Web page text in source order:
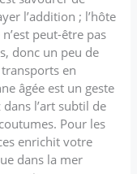
l’addition ; l’hôte
peut-être pas
donc un peu de
en
âgée est un geste
l’art subtil de
Pour les
enrichit votre
dans la mer